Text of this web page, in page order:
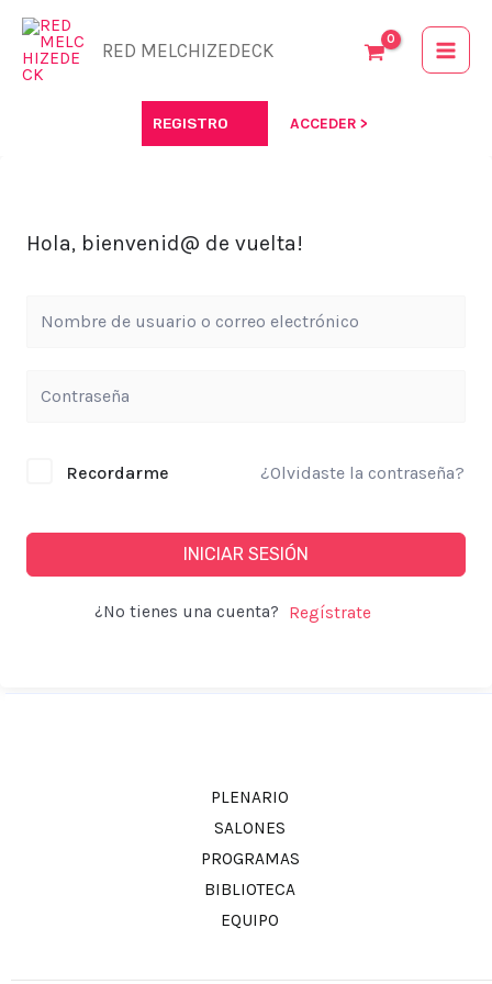
contenido
RED MELCHIZEDECK
REGISTRO ACCEDER >
Hola, bienvenid@ de vuelta!
Alternative:
Recordarme ¿Olvidaste la contraseña?
INICIAR SESIÓN
¿No tienes una cuenta?
PLENARIO
SALONES
PROGRAMAS
BIBLIOTECA
EQUIPO